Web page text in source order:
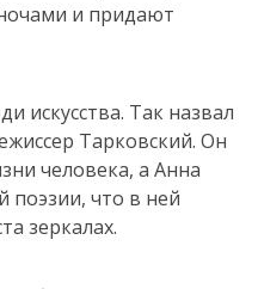
и придают
искусства. Так назвал
Тарковский. Он
человека, а Анна
поэзии, что в ней
зеркалах.